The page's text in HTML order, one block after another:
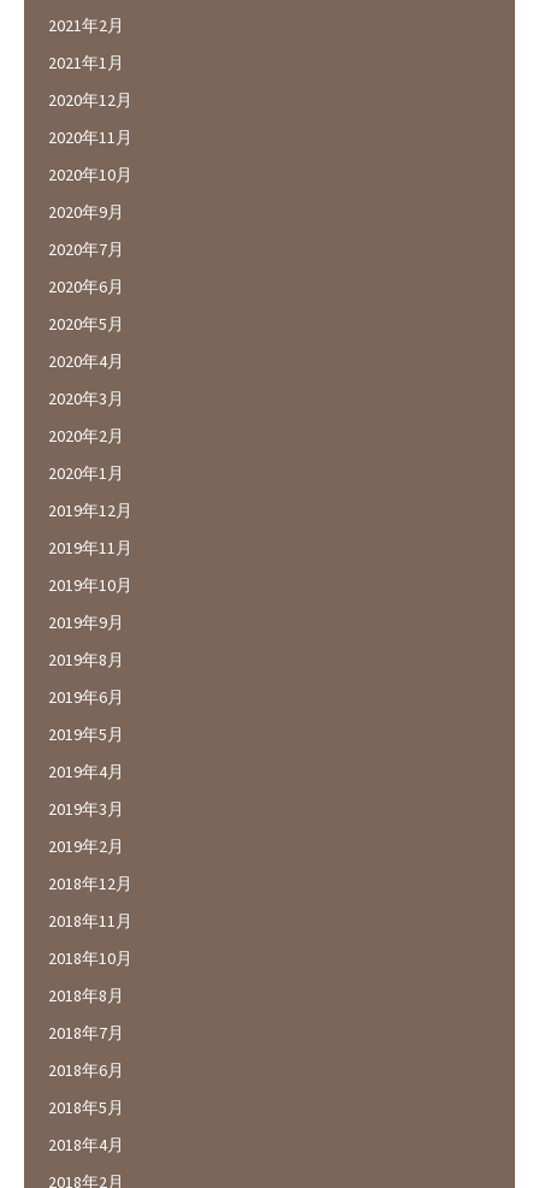
2021年2月
2021年1月
2020年12月
2020年11月
2020年10月
2020年9月
2020年7月
2020年6月
2020年5月
2020年4月
2020年3月
2020年2月
2020年1月
2019年12月
2019年11月
2019年10月
2019年9月
2019年8月
2019年6月
2019年5月
2019年4月
2019年3月
2019年2月
2018年12月
2018年11月
2018年10月
2018年8月
2018年7月
2018年6月
2018年5月
2018年4月
2018年2月